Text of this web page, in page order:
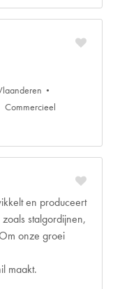
Commercieel
en produceert
stalgordijnen,
onze groei
maakt.